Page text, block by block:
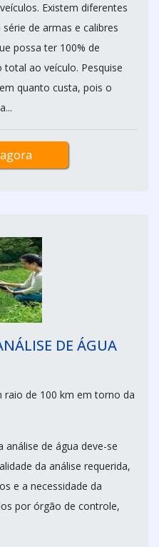
Existem diferentes
de armas e calibres
possa ter 100% de
ao veículo. Pesquise
quanto custa, pois o
DE ÁGUA
raio de 100 km em torno da
de água deve-se
da análise requerida,
e a necessidade da
por órgão de controle,